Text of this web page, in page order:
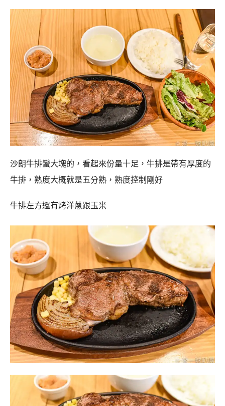
沙朗牛排蠻大塊的，看起來份量十足，牛排是帶有厚度的
牛排，熟度大概就是五分熟，熟度控制剛好
牛排左方還有烤洋蔥跟玉米